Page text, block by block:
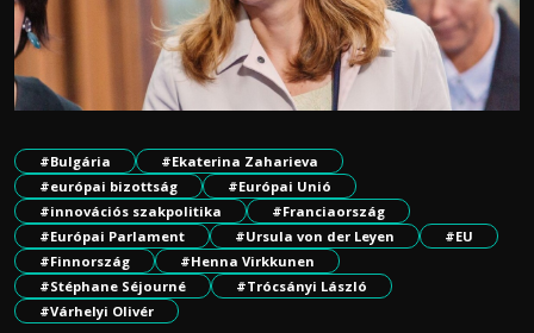
#Bulgária
#Ekaterina Zaharieva
#európai bizottság
#Európai Unió
#innovációs szakpolitika
#Franciaország
#Európai Parlament
#Ursula von der Leyen
#EU
#Finnország
#Henna Virkkunen
#Stéphane Séjourné
#Trócsányi László
#Várhelyi Olivér